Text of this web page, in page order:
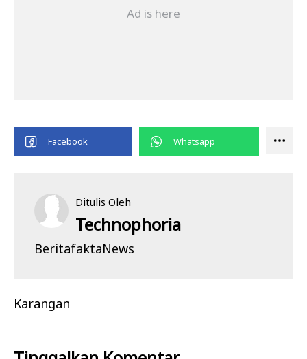
Ditulis Oleh
Technophoria
BeritafaktaNews
Karangan